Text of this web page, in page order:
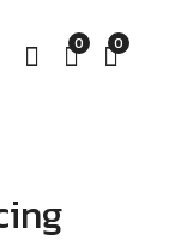
0 0
GK500
Kart Style Racing
| G15
Set พวงมาลัย